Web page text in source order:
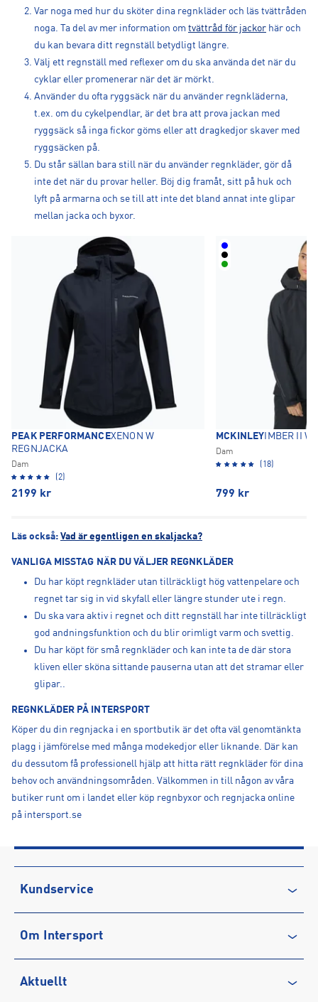
Var noga med hur du sköter dina regnkläder och läs tvättråden
noga. Ta del av mer information om tvättråd för jackor här och
du kan bevara ditt regnställ betydligt längre.
Välj ett regnställ med reflexer om du ska använda det när du
cyklar eller promenerar när det är mörkt.
Använder du ofta ryggsäck när du använder regnkläderna,
t.ex. om du cykelpendlar, är det bra att prova jackan med
ryggsäck så inga fickor göms eller att dragkedjor skaver med
ryggsäcken på.
Du står sällan bara still när du använder regnkläder, gör då
inte det när du provar heller. Böj dig framåt, sitt på huk och
lyft på armarna och se till att inte det bland annat inte glipar
mellan jacka och byxor.
PEAK PERFORMANCEXENON W
REGNJACKA
Dam
(2)
2199 kr
MCKINLEY IMBER II
Dam
(18)
799 kr
Läs också: Vad är egentligen en skaljacka?
VANLIGA MISSTAG NÄR DU VÄLJER REGNKLÄDER
Du har köpt regnkläder utan tillräckligt hög vattenpelare och
regnet tar sig in vid skyfall eller längre stunder ute i regn.
Du ska vara aktiv i regnet och ditt regnställ har inte tillräckligt
god andningsfunktion och du blir orimligt varm och svettig.
Du har köpt för små regnkläder och kan inte ta de där stora
kliven eller sköna sittande pauserna utan att det stramar eller
glipar..
REGNKLÄDER PÅ INTERSPORT
Köper du din regnjacka i en sportbutik är det ofta väl genomtänkta
plagg i jämförelse med många modekedjor eller liknande. Där kan
du dessutom få professionell hjälp att hitta rätt regnkläder för dina
behov och användningsområden. Välkommen in till någon av våra
butiker runt om i landet eller köp regnbyxor och regnjacka online
på intersport.se
Kundservice
Vanliga frågor & svar
Köpvillkor
Om Intersport
Karriär på INTERSPORT
Aktuellt